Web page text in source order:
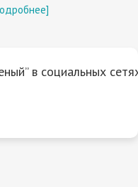
в социальных